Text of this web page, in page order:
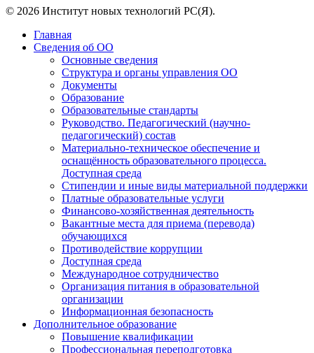
© 2026 Институт новых технологий РС(Я).
Главная
Сведения об ОО
Основные сведения
Структура и органы управления ОО
Документы
Образование
Образовательные стандарты
Руководство. Педагогический (научно-
педагогический) состав
Материально-техническое обеспечение и
оснащённость образовательного процесса.
Доступная среда
Стипендии и иные виды материальной поддержки
Платные образовательные услуги
Финансово-хозяйственная деятельность
Вакантные места для приема (перевода)
обучающихся
Противодействие коррупции
Доступная среда
Международное сотрудничество
Организация питания в образовательной
организации
Информационная безопасность
Дополнительное образование
Повышение квалификации
Профессиональная переподготовка